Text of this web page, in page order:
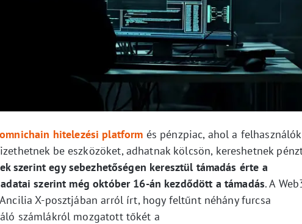
omnichain hitelezési platform és pénzpiac, ahol a felhasználók
be eszközöket, adhatnak kölcsön, kereshetnek
szerint egy sebezhetőségen keresztül támadás érte a
szerint még október 16-án kezdődött a támadás. A
X-posztjában arról írt, hogy feltűnt néhány furcsa
számlákról mozgatott tőkét a